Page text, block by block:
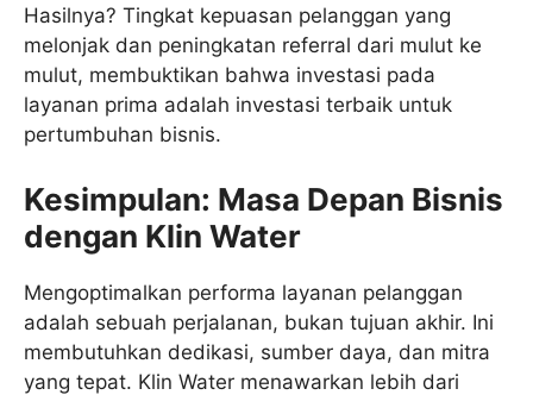
Hasilnya? Tingkat kepuasan pelanggan yang
melonjak dan peningkatan referral dari mulut ke
mulut, membuktikan bahwa investasi pada
layanan prima adalah investasi terbaik untuk
pertumbuhan bisnis.
Kesimpulan: Masa Depan Bisnis
dengan Klin Water
Mengoptimalkan performa layanan pelanggan
adalah sebuah perjalanan, bukan tujuan akhir. Ini
membutuhkan dedikasi, sumber daya, dan mitra
yang tepat. Klin Water menawarkan lebih dari